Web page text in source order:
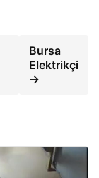
Bursa
Elektrikçi
→